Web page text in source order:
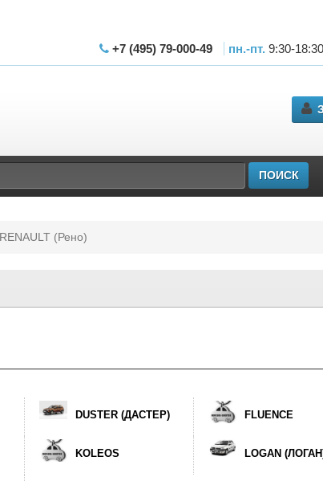
+7 (495) 79-000-49 пн.-пт. 9:30-18:30
ПОИСК
RENAULT (Рено)
DUSTER (ДАСТЕР) FLUENCE
KOLEOS LOGAN